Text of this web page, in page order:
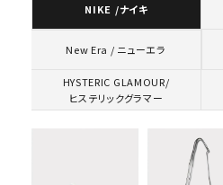
NIKE /ナイキ
New Era / ニューエラ
HYSTERIC GLAMOUR/
ヒステリックグラマー